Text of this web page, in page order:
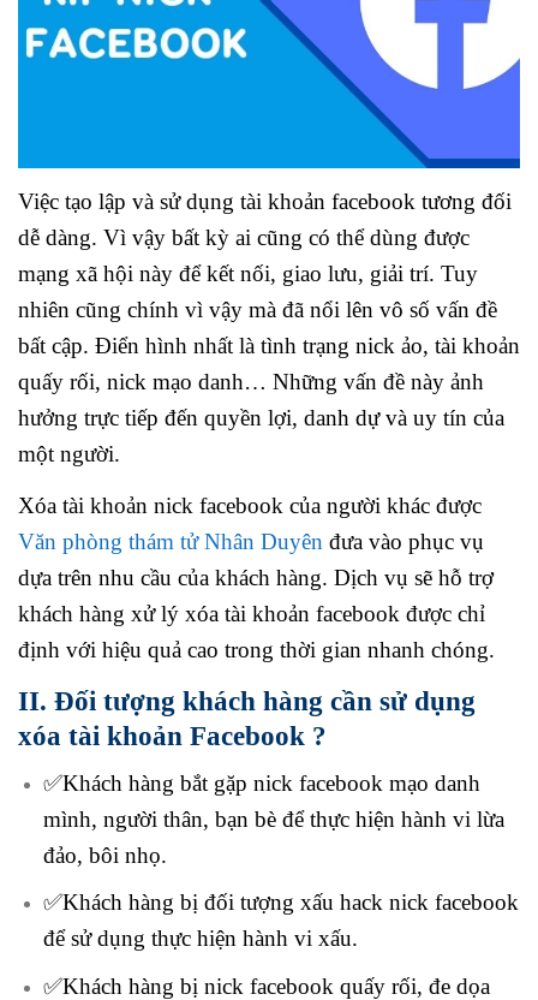
Việc tạo lập và sử dụng tài khoản facebook tương đối
dễ dàng. Vì vậy bất kỳ ai cũng có thể dùng được
mạng xã hội này để kết nối, giao lưu, giải trí. Tuy
nhiên cũng chính vì vậy mà đã nổi lên vô số vấn đề
bất cập. Điển hình nhất là tình trạng nick ảo, tài khoản
quấy rối, nick mạo danh… Những vấn đề này ảnh
hưởng trực tiếp đến quyền lợi, danh dự và uy tín của
một người.
Xóa tài khoản nick facebook của người khác được
Văn phòng thám tử Nhân Duyên đưa vào phục vụ
dựa trên nhu cầu của khách hàng. Dịch vụ sẽ hỗ trợ
khách hàng xử lý xóa tài khoản facebook được chỉ
định với hiệu quả cao trong thời gian nhanh chóng.
II. Đối tượng khách hàng cần sử dụng
xóa tài khoản Facebook ?
✅Khách hàng bắt gặp nick facebook mạo danh
mình, người thân, bạn bè để thực hiện hành vi lừa
đảo, bôi nhọ.
✅Khách hàng bị đối tượng xấu hack nick facebook
để sử dụng thực hiện hành vi xấu.
✅Khách hàng bị nick facebook quấy rối, đe dọa